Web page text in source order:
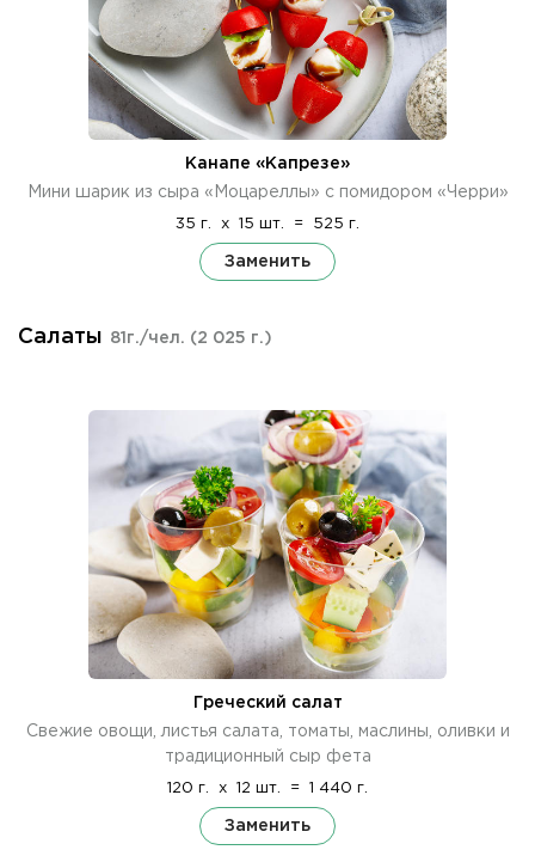
Канапе «Капрезе»
Мини шарик из сыра «Моцареллы» с помидором «Черри»
35 г. x 15 шт. = 525 г.
Заменить
Салаты 81г./чел. (2 025 г.)
Греческий салат
Свежие овощи, листья салата, томаты, маслины, оливки и
традиционный сыр фета
120 г. x 12 шт. = 1 440 г.
Заменить